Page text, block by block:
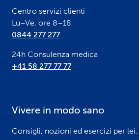
Centro servizi clienti
Lu–Ve, ore 8–18
0844 277 277
24h Consulenza medica
+41 58 277 77 77
Vivere in modo sano
Consigli, nozioni ed esercizi per lei.